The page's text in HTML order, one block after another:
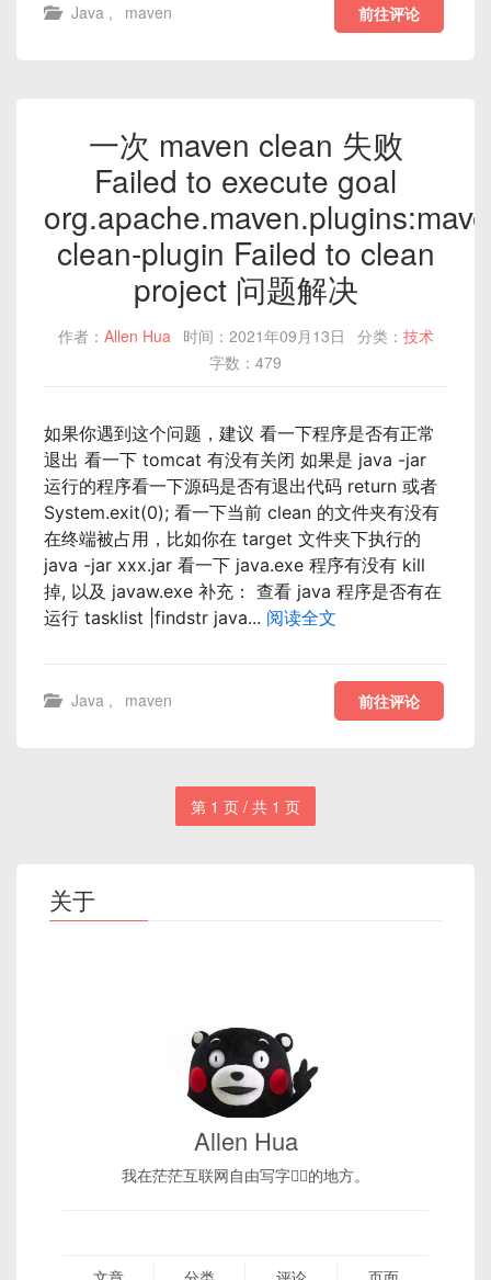
Java , maven 前往评论
一次 maven clean 失败
Failed to execute goal
clean-plugin Failed to clean
project 问题解决
作者： Allen Hua 时间：2021年09月13日 分类： 技术
字数：479
如果你遇到这个问题，建议 看一下程序是否有正常
退出 看一下 tomcat 有没有关闭 如果是 java -jar
运行的程序看一下源码是否有退出代码 return 或者
System.exit(0); 看一下当前 clean 的文件夹有没有
在终端被占用，比如你在 target 文件夹下执行的
java -jar xxx.jar 看一下 java.exe 程序有没有 kill
掉, 以及 javaw.exe 补充： 查看 java 程序是否有在
运行 tasklist |findstr java... 阅读全文
Java , maven 前往评论
第 1 页 / 共 1 页
关于
Allen Hua
我在茫茫互联网自由写字✍🏻的地方。